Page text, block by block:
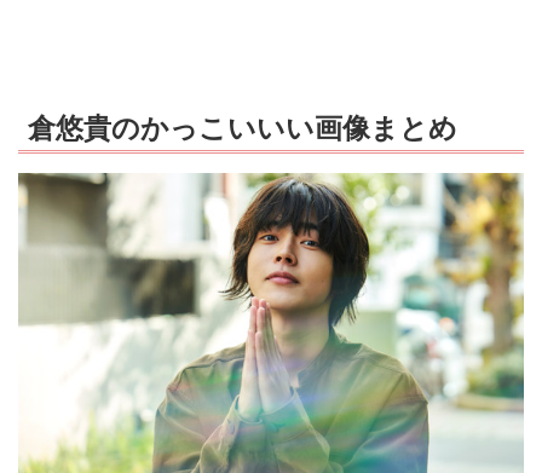
倉悠貴のかっこいいい画像まとめ